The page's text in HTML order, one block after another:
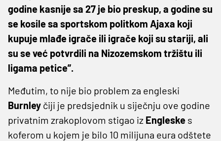
godine kasnije sa 27 je bio preskup, a godine su
se kosile sa sportskom politkom Ajaxa koji
kupuje mlađe igrače ili igrače koji su stariji, ali
su se već potvrdili na Nizozemskom tržištu ili
ligama petice”.
Međutim, to nije bio problem za engleski
Burnley čiji je predsjednik u siječnju ove godine
privatnim zrakoplovom stigao iz Engleske s
koferom u kojem je bilo 10 milijuna eura odštete